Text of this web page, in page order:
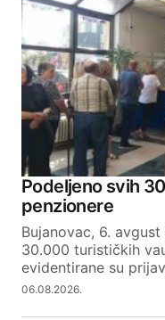
Podeljeno svih
penzionere
Bujanovac, 6.
30.000 turističkih
evidentirane su
06.08.2026.